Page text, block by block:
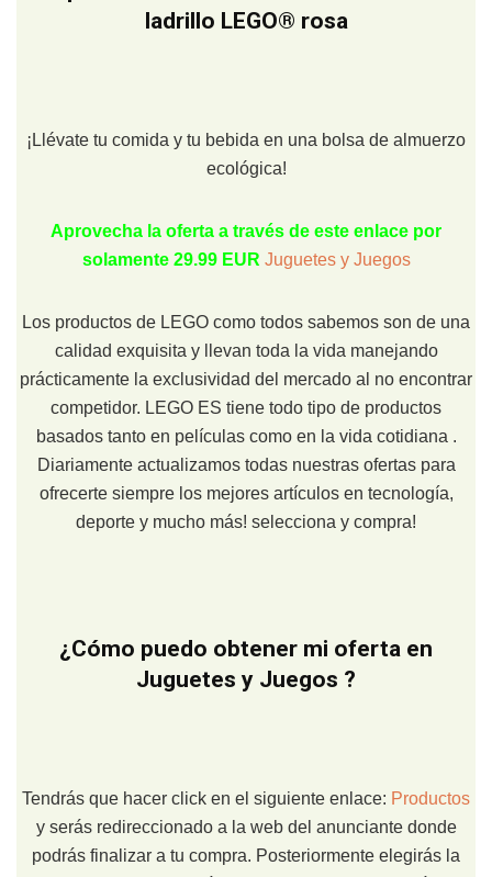
ladrillo LEGO® rosa
¡Llévate tu comida y tu bebida en una bolsa de almuerzo
ecológica!
Aprovecha la oferta a través de este enlace por
solamente 29.99 EUR Juguetes y Juegos
Los productos de LEGO como todos sabemos son de una
calidad exquisita y llevan toda la vida manejando
prácticamente la exclusividad del mercado al no encontrar
competidor. LEGO ES tiene todo tipo de productos
basados tanto en películas como en la vida cotidiana .
Diariamente actualizamos todas nuestras ofertas para
ofrecerte siempre los mejores artículos en tecnología,
deporte y mucho más! selecciona y compra!
¿Cómo puedo obtener mi oferta en
Juguetes y Juegos ?
Tendrás que hacer click en el siguiente enlace: Productos
y serás redireccionado a la web del anunciante donde
podrás finalizar a tu compra. Posteriormente elegirás la